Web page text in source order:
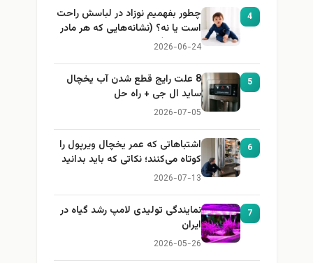
4
چطور بفهمیم نوزاد در لباسش راحت
است یا نه؟ (نشانه‌هایی که هر مادر
باید بداند)
2026-06-24
5
8 علت رایج قطع شدن آب یخچال
ساید ال جی + راه حل
2026-07-05
6
اشتباهاتی که عمر یخچال ویرپول را
کوتاه می‌کنند؛ نکاتی که باید بدانید
2026-07-13
7
نمایندگی تولیدی لامپ رشد گیاه در
ایران
2026-05-26